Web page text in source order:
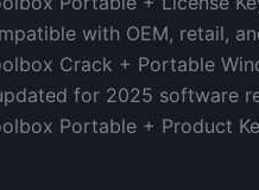
with OEM, retail,
Crack + Portable
for 2025 software
Portable + Product